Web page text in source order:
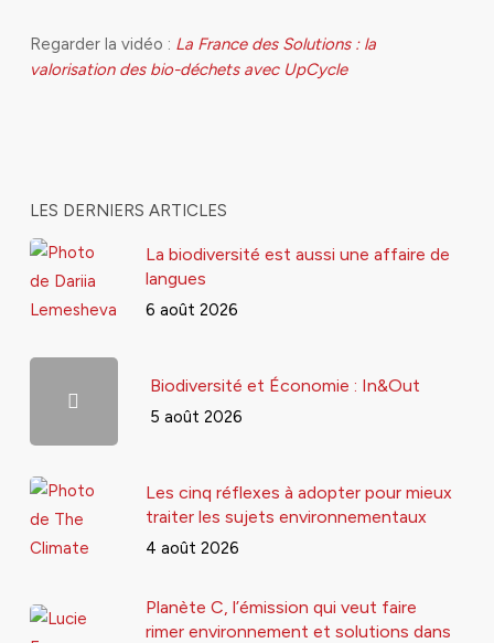
Regarder la vidéo : La France des Solutions : la
valorisation des bio-déchets avec UpCycle
LES DERNIERS ARTICLES
La biodiversité est aussi une affaire de
langues
6 août 2026
Biodiversité et Économie : In&Out
5 août 2026
Les cinq réflexes à adopter pour mieux
traiter les sujets environnementaux
4 août 2026
Planète C, l’émission qui veut faire
rimer environnement et solutions dans